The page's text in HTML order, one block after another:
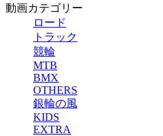
動画カテゴリー
ロード
トラック
競輪
MTB
BMX
OTHERS
銀輪の風
KIDS
EXTRA